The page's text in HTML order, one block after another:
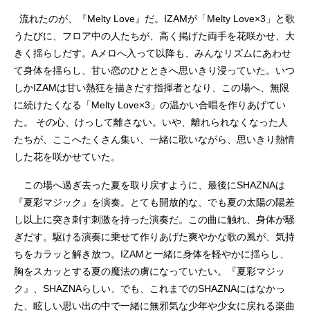
流れたのが、『Melty Love』だ。IZAMが「Melty Love×3」と歌
うたびに、フロア中の人たちが、高く掲げた両手を花咲かせ、大
きく揺らしだす。Aメロへ入って以降も、みんなリズムにあわせ
て身体を揺らし、甘い恋のひとときへ思いきり浸っていた。いつ
しかIZAMは甘い熱狂を描きだす指揮者となり、この場へ、無限
に続けたくなる「Melty Love×3」の温かい合唱を作りあげてい
た。 その心、けっして離さない。いや、離れられなくなった人
たちが、ここへたくさん集い、一緒に歌いながら、思いきり熱情
した花を咲かせていた。
この場へ過ぎ去った夏を取り戻すように、最後にSHAZNAは
『夏彩マジック』を演奏。とても開放的な、でも夏の太陽の陽差
し以上に突き刺す刺激を持った演奏だ。この曲に触れ、身体が騒
ぎだす。駆ける演奏に乗せて作りあげた爽やかな歌の風が、気持
ちをカラッと解き放つ。IZAMと一緒に身体を軽やかに揺らし、
胸をスカッとする夏の魔法の虜になっていたい。『夏彩マジッ
ク』、SHAZNAらしい、でも、これまでのSHAZNAにはなかっ
た、眩しい思い出の中で一緒に無邪気な少年や少女に戻れる楽曲